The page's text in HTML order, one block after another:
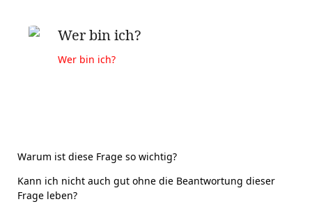
Wer bin ich?
Wer bin ich?
Warum ist diese Frage so wichtig?
Kann ich nicht auch gut ohne die Beantwortung dieser
Frage leben?